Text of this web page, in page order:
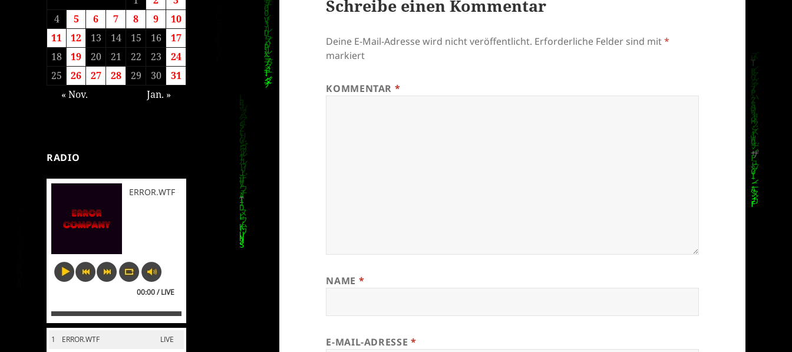
4
5 6 7 8 9
10
11
12 13 14 15 16
17
18
19 20 21 22 23
24
25
26 27 28 29 30
31
« Nov.
Jan. »
RADIO
ERROR.WTF
00:00 / LIVE
1 LIVE
ERROR.WTF
Schreibe einen Kommentar
Deine E-Mail-Adresse wird nicht veröffentlicht. Erforderliche Felder sind mit*
markiert
KOMMENTAR *
NAME *
E-MAIL-ADRESSE *